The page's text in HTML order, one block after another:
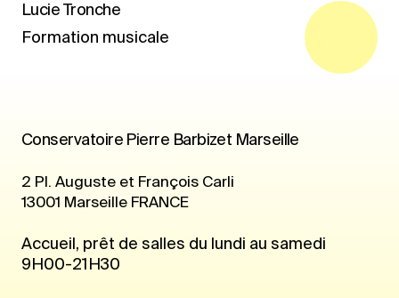
Lucie Tronche
Formation musicale
Conservatoire Pierre Barbizet Marseille
2 Pl. Auguste et François Carli
13001 Marseille FRANCE
Accueil, prêt de salles du lundi au samedi
9H00-21H30